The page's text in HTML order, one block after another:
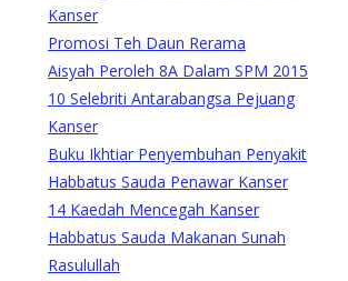
Kanser
Promosi Teh Daun Rerama
Aisyah Peroleh 8A Dalam SPM 2015
10 Selebriti Antarabangsa Pejuang
Kanser
Buku Ikhtiar Penyembuhan Penyakit
Habbatus Sauda Penawar Kanser
14 Kaedah Mencegah Kanser
Habbatus Sauda Makanan Sunah
Rasulullah